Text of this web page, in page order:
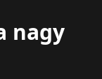
nagy